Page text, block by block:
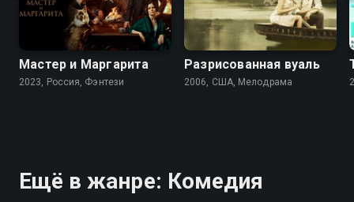
Мастер и Маргарита
2023, Россия, Фэнтези
Разрисованная вуаль
2006, США, Мелодрама
Ещё в жанре: Комедия